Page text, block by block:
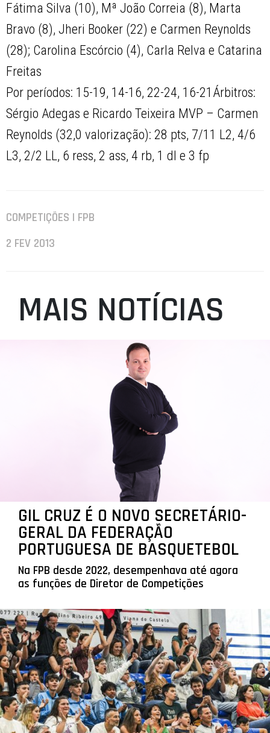
Fátima Silva (10), Mª João Correia (8), Marta
Bravo (8), Jheri Booker (22) e Carmen Reynolds
(28); Carolina Escórcio (4), Carla Relva e Catarina
Freitas
Por períodos: 15-19, 14-16, 22-24, 16-21Árbitros:
Sérgio Adegas e Ricardo Teixeira MVP – Carmen
Reynolds (32,0 valorização): 28 pts, 7/11 L2, 4/6
L3, 2/2 LL, 6 ress, 2 ass, 4 rb, 1 dl e 3 fp
COMPETIÇÕES | FPB
2 FEV 2013
MAIS NOTÍCIAS
GIL CRUZ É O NOVO SECRETÁRIO-
GERAL DA FEDERAÇÃO
PORTUGUESA DE BASQUETEBOL
Na FPB desde 2022, desempenhava até agora
as funções de Diretor de Competições